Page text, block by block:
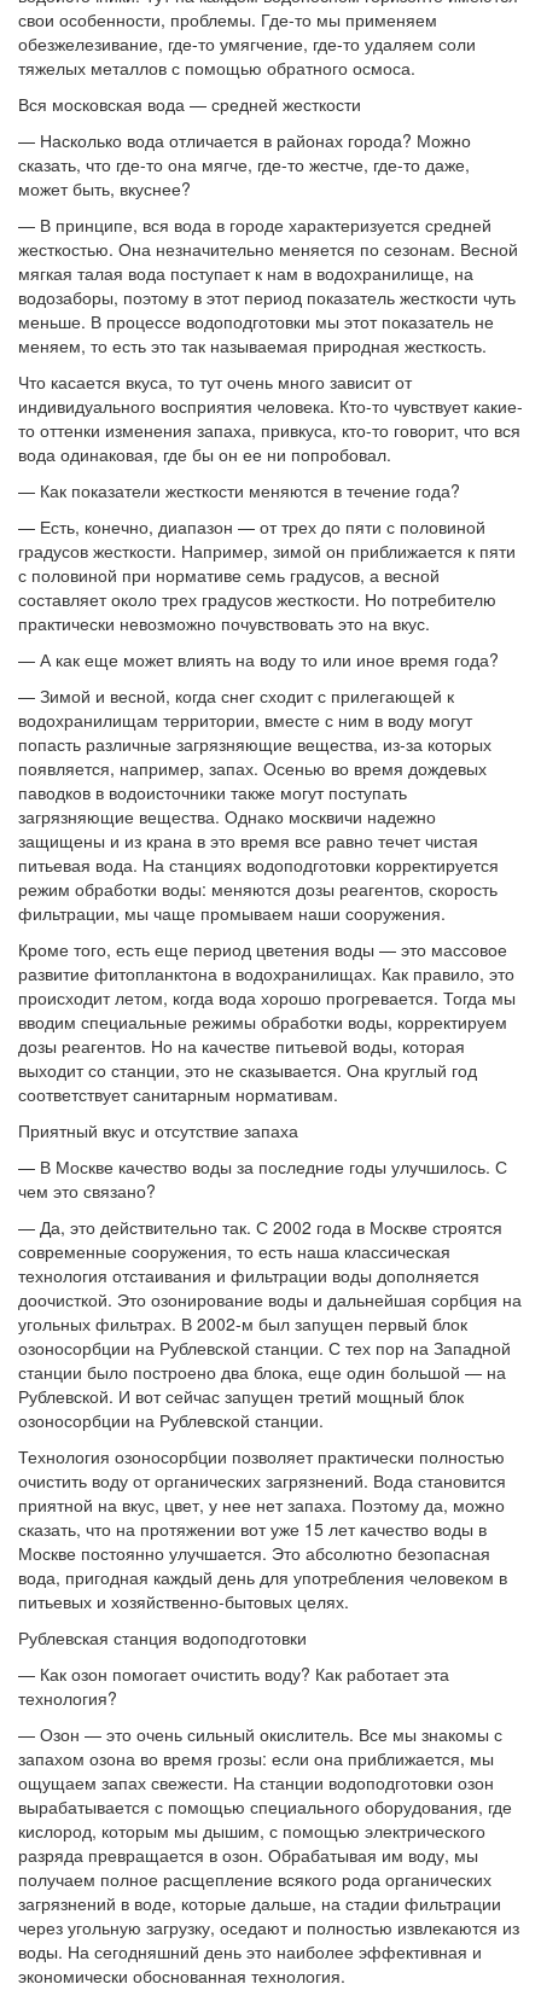
свои особенности, проблемы. Где-то мы применяем
обезжелезивание, где-то умягчение, где-то удаляем соли
тяжелых металлов с помощью обратного осмоса.
Вся московская вода — средней жесткости
— Насколько вода отличается в районах города? Можно
сказать, что где-то она мягче, где-то жестче, где-то даже,
может быть, вкуснее?
— В принципе, вся вода в городе характеризуется средней
жесткостью. Она незначительно меняется по сезонам. Весной
мягкая талая вода поступает к нам в водохранилище, на
водозаборы, поэтому в этот период показатель жесткости чуть
меньше. В процессе водоподготовки мы этот показатель не
меняем, то есть это так называемая природная жесткость.
Что касается вкуса, то тут очень много зависит от
индивидуального восприятия человека. Кто-то чувствует какие-
то оттенки изменения запаха, привкуса, кто-то говорит, что вся
вода одинаковая, где бы он ее ни попробовал.
— Как показатели жесткости меняются в течение года?
— Есть, конечно, диапазон — от трех до пяти с половиной
градусов жесткости. Например, зимой он приближается к пяти
с половиной при нормативе семь градусов, а весной
составляет около трех градусов жесткости. Но потребителю
практически невозможно почувствовать это на вкус.
— А как еще может влиять на воду то или иное время года?
— Зимой и весной, когда снег сходит с прилегающей к
водохранилищам территории, вместе с ним в воду могут
попасть различные загрязняющие вещества, из-за которых
появляется, например, запах. Осенью во время дождевых
паводков в водоисточники также могут поступать
загрязняющие вещества. Однако москвичи надежно
защищены и из крана в это время все равно течет чистая
питьевая вода. На станциях водоподготовки корректируется
режим обработки воды: меняются дозы реагентов, скорость
фильтрации, мы чаще промываем наши сооружения.
Кроме того, есть еще период цветения воды — это массовое
развитие фитопланктона в водохранилищах. Как правило, это
происходит летом, когда вода хорошо прогревается. Тогда мы
вводим специальные режимы обработки воды, корректируем
дозы реагентов. Но на качестве питьевой воды, которая
выходит со станции, это не сказывается. Она круглый год
соответствует санитарным нормативам.
Приятный вкус и отсутствие запаха
— В Москве качество воды за последние годы улучшилось. С
чем это связано?
— Да, это действительно так. С 2002 года в Москве строятся
современные сооружения, то есть наша классическая
технология отстаивания и фильтрации воды дополняется
доочисткой. Это озонирование воды и дальнейшая сорбция на
угольных фильтрах. В 2002-м был запущен первый блок
озоносорбции на Рублевской станции. С тех пор на Западной
станции было построено два блока, еще один большой — на
Рублевской. И вот сейчас запущен третий мощный блок
озоносорбции на Рублевской станции.
Технология озоносорбции позволяет практически полностью
очистить воду от органических загрязнений. Вода становится
приятной на вкус, цвет, у нее нет запаха. Поэтому да, можно
сказать, что на протяжении вот уже 15 лет качество воды в
Москве постоянно улучшается. Это абсолютно безопасная
вода, пригодная каждый день для употребления человеком в
питьевых и хозяйственно-бытовых целях.
Рублевская станция водоподготовки
— Как озон помогает очистить воду? Как работает эта
технология?
— Озон — это очень сильный окислитель. Все мы знакомы с
запахом озона во время грозы: если она приближается, мы
ощущаем запах свежести. На станции водоподготовки озон
вырабатывается с помощью специального оборудования, где
кислород, которым мы дышим, с помощью электрического
разряда превращается в озон. Обрабатывая им воду, мы
получаем полное расщепление всякого рода органических
загрязнений в воде, которые дальше, на стадии фильтрации
через угольную загрузку, оседают и полностью извлекаются из
воды. На сегодняшний день это наиболее эффективная и
экономически обоснованная технология.